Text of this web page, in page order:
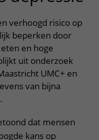
verhoogd risico op
beperken door
en hoge
uit onderzoek
UMC+ en
van bijna
dat mensen
kans op